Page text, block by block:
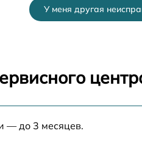
У меня другая
— до 3 месяцев.